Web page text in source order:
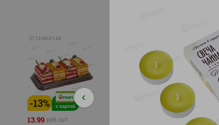
🕘 12:00-21:00
-13%
13.99 руб./шт
%
4.99